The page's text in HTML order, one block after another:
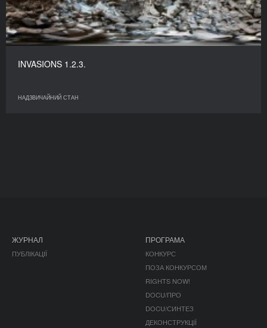
INVASIONS 1.2.3.
НАДЗВИЧАЙНИЙ СТАН
ЖУРНАЛ
ПУБЛІКАЦІЇ
ПРОГРАМА
КОНКУРС
ПОЗА КОНКУРСОМ
RIGHTS NOW!
DOCU/ПРО
DOCU/СИНТЕЗ
ДЕКОНСТРУКЦІЇ